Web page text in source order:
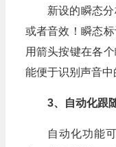
新设的瞬态
或者音效！瞬态
用箭头按键在各
能便于识别声音中
3、自动化跟
自动化功能